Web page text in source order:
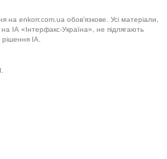
на enkorr.com.ua обов'язкове. Усі матеріали,
ІА «Інтерфакс-Україна», не підлягають
ІА.